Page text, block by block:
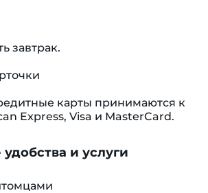
завтрак.
карты принимаются к
Express, Visa и MasterCard.
и услуги